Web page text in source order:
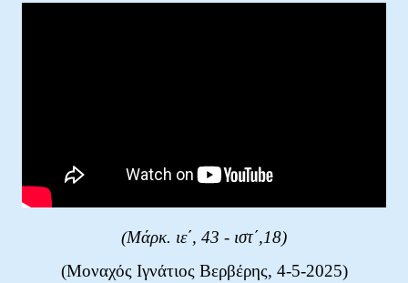
(Μάρκ. ιε΄, 43 - ιστ΄,18)
(Μοναχός Ιγνάτιος Βερβέρης, 4-5-2025)